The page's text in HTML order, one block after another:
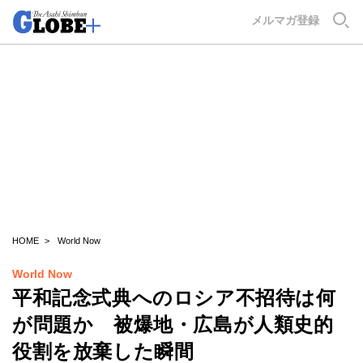
メルマガ登録
HOME World Now
World Now
平和記念式典へのロシア不招待は何
が問題か 被爆地・広島が人類史的
役割を放棄した瞬間